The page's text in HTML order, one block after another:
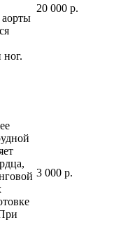
аорты
20 000 р.
3 000 р.